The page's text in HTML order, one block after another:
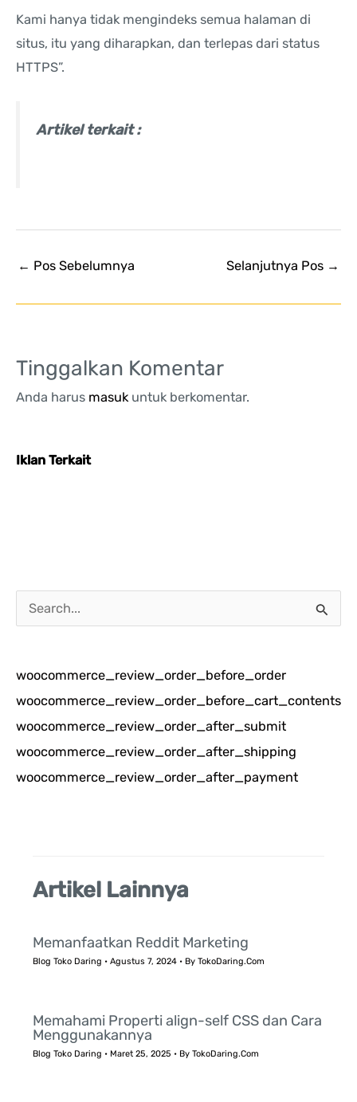
Kami hanya tidak mengindeks semua halaman di
situs, itu yang diharapkan, dan terlepas dari status
HTTPS”.
Artikel terkait :
← Pos Sebelumnya Selanjutnya Pos →
Tinggalkan Komentar
Anda harus masuk untuk berkomentar.
Iklan Terkait
a
i
u
n
t
u
woocommerce_review_order_before_order
woocommerce_review_order_before_cart_contents
woocommerce_review_order_after_submit
woocommerce_review_order_after_shipping
woocommerce_review_order_after_payment
Artikel Lainnya
Memanfaatkan Reddit Marketing
Blog Toko Daring •Agustus 7, 2024 • ByTokoDaring.Com
Memahami Properti align-self CSS dan Cara
Menggunakannya
Blog Toko Daring • Maret 25, 2025 • ByTokoDaring.Com